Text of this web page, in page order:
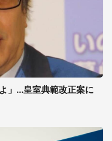
」...皇室典範改正案に